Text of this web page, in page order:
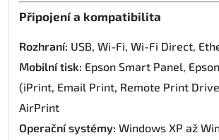
Připojení a kompatibilita
Rozhraní: USB, Wi-Fi, Wi-Fi Direct,
Mobilní tisk: Epson Smart Panel,
(iPrint, Email Print, Remote Print
AirPrint
Operační systémy: Windows XP až